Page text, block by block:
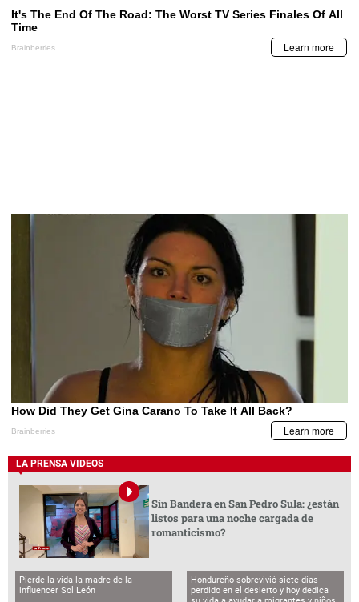
LA PRENSA VIDEOS
Sin Bandera en San Pedro Sula: ¿están
listos para una noche cargada de
romanticismo?
Pierde la vida la madre de la
influencer Sol León
Hondureño sobrevivió siete días
perdido en el desierto y hoy dedica